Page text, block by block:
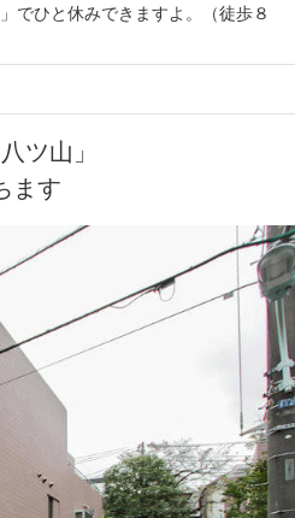
でひと休みできますよ。（徒歩８
ツ山」
ます